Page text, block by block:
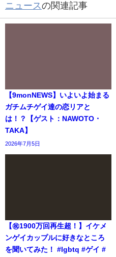
ニュースの関連記事
【9monNEWS】いよいよ始まる
ガチムチゲイ達の恋リアと
は！？【ゲスト：NAWOTO・
TAKA】
2026年7月5日
【㊗️1900万回再生超！】イケメ
ンゲイカップルに好きなところ
を聞いてみた！ #lgbtq #ゲイ #